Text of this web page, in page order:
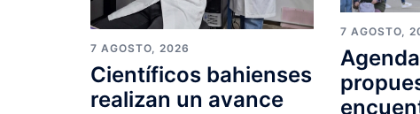
7 AGOSTO, 2026
Científicos bahienses
realizan un avance
7 AGOSTO,